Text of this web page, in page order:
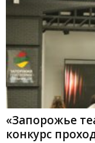
«Запорожье
конкурс